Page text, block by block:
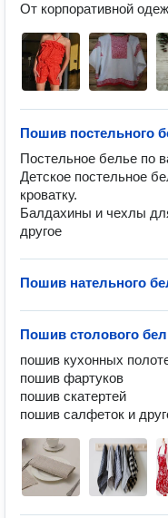
От корпоративной
Пошив постельного
Постельное белье по
Детское постельное
кроватку.
Балдахины и чехлы
другое
Пошив нательного
Пошив столового
пошив кухонных
пошив фартуков
пошив скатертей
пошив салфеток и